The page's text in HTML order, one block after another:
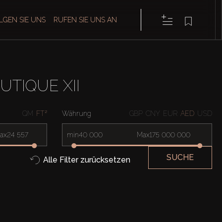
SIE UNS RUFEN SIE UNS AN
XII
QM FT² Währung GBP CNY EUR AED USD
min Max
Alle Filter zurücksetzen SUCHE